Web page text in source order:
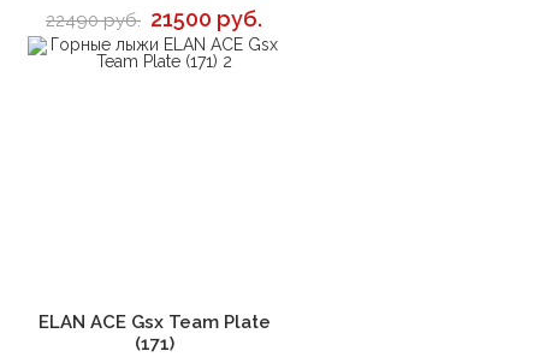
22490 руб. 21500 руб.
В корзину
ELAN ACE Gsx Team Plate
(171)